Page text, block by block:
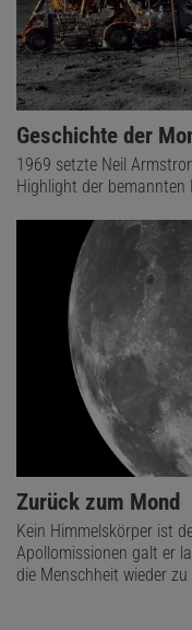
Geschichte der
1969 setzte Neil
Highlight der
Zurück zum Mond
Kein Himmelskörper ist
Apollomissionen galt er
die Menschheit wieder